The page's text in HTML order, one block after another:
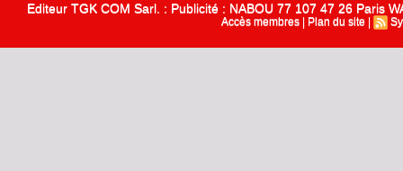
Editeur TGK COM Sarl. : Publicité : NABOU 77 107 47 26 Paris
Accès membres Plan du site